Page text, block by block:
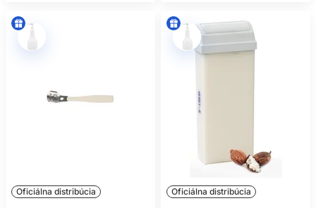
Oficiálna distribúcia Oficiálna distribúcia